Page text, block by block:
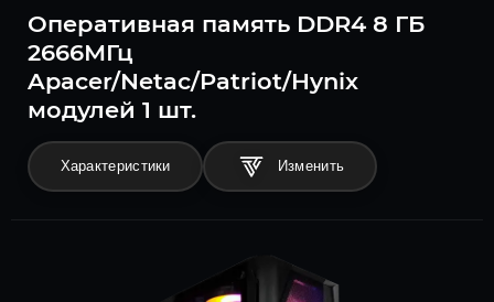
Оперативная память DDR4 8 ГБ
2666МГц
Apacer/Netac/Patriot/Hynix
модулей 1 шт.
Характеристики